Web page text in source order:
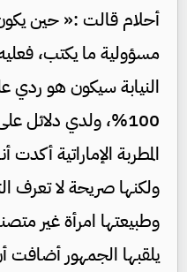
أحلام قالت :« حين
مسؤولية ما يكتب،
النيابة سيكون هو ردي
100%، ولدي دلائل
المطربة الإماراتية
ولكنها صريحة لا تعرف
وطبيعتها امرأة غير
يلقبها الجمهور أضافت